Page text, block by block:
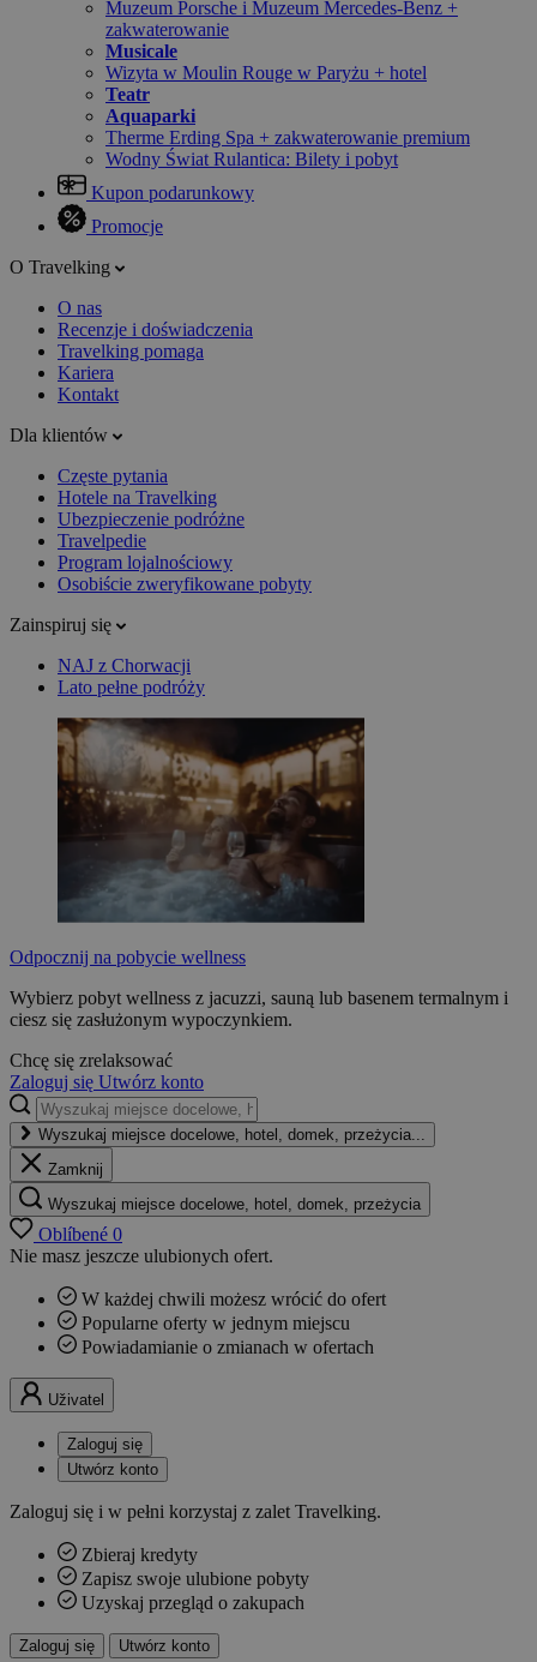
Muzeum Porsche i Muzeum Mercedes-Benz +
zakwaterowanie
Musicale
Wizyta w Moulin Rouge w Paryżu + hotel
Teatr
Aquaparki
Therme Erding Spa + zakwaterowanie premium
Wodny Świat Rulantica: Bilety i pobyt
Kupon podarunkowy
Promocje
O Travelking
O nas
Recenzje i doświadczenia
Travelking pomaga
Kariera
Kontakt
Dla klientów
Częste pytania
Hotele na Travelking
Ubezpieczenie podróżne
Travelpedie
Program lojalnościowy
Osobiście zweryfikowane pobyty
Zainspiruj się
NAJ z Chorwacji
Lato pełne podróży
Odpocznij na pobycie wellness
Wybierz pobyt wellness z jacuzzi, sauną lub basenem termalnym i
ciesz się zasłużonym wypoczynkiem.
Chcę się zrelaksować
Zaloguj się Utwórz konto
Wyszukaj miejsce docelowe, hotel, domek, przeżycia...
Zamknij
Wyszukaj miejsce docelowe, hotel, domek, przeżycia
Oblíbené 0
Nie masz jeszcze ulubionych ofert.
W każdej chwili możesz wrócić do ofert
Popularne oferty w jednym miejscu
Powiadamianie o zmianach w ofertach
Uživatel
Zaloguj się
Utwórz konto
Zaloguj się i w pełni korzystaj z zalet Travelking.
Zbieraj kredyty
Zapisz swoje ulubione pobyty
Uzyskaj przegląd o zakupach
Zaloguj się Utwórz konto